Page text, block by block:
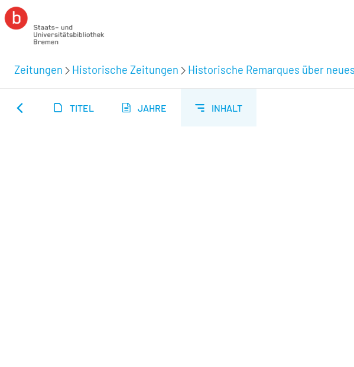
Zeitungen Historische Zeitungen Historische Remarques über
TITEL JAHRE INHALT